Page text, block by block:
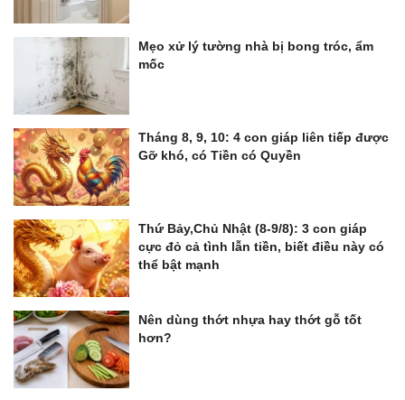
Mẹo xử lý tường nhà bị bong tróc, ẩm
mốc
Tháng 8, 9, 10: 4 con giáp liên tiếp được
Gỡ khó, có Tiền có Quyền
Thứ Bảy,Chủ Nhật (8-9/8): 3 con giáp
cực đỏ cả tình lẫn tiền, biết điều này có
thể bật mạnh
Nên dùng thớt nhựa hay thớt gỗ tốt
hơn?